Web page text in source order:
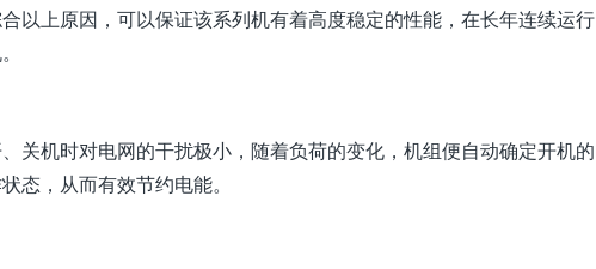
以上原因，可以保证该系列机有着高度稳定的性能，在长年连续运行
关机时对电网的干扰极小，随着负荷的变化，机组便自动确定开机的
态，从而有效节约电能。